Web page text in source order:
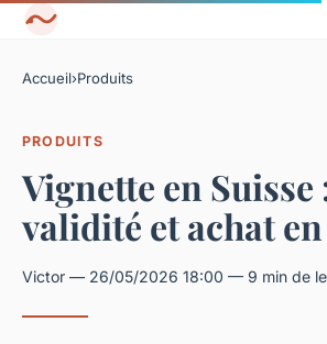
Accueil›Produits
PRODUITS
Vignette en Suisse
validité et achat
Victor — 26/05/2026 18:00 — 9 min de